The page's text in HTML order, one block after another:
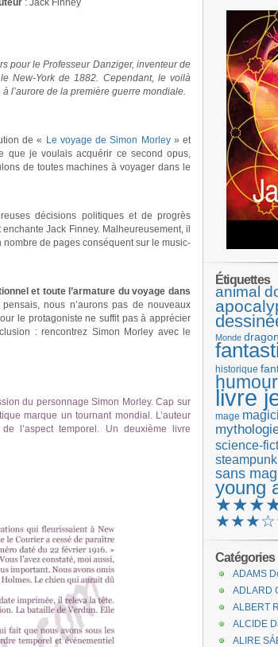
: Jack Finney
pour le Professeur Danziger, inventeur de
New-York de 1882. Cependant, le voilà
l’aurore de la première guerre mondiale.
de « Le voyage de Simon Morley» et
que je voulais acquérir ce second opus,
de toutes machines à voyager dans le
décisions politiques et de progrès
Jack Finney. Malheureusement, il
de pages conséquent sur le music-
et toute l’armature du voyage dans
nous n’aurons pas de nouveaux
le protagoniste ne suffit pas à apprécier
: rencontrez Simon Morley avec le
du personnage Simon Morley. Cap sur
marque un tournant mondial. L’auteur
l’aspect temporel. Un deuxième livre
Étiquettes
animal
Monde dragon
historique
humour
livre
mage
science-
steampunk
sans
young
Catégories
ADAMS
ADLARD
ALBERT
ALCIDE
ALIRE